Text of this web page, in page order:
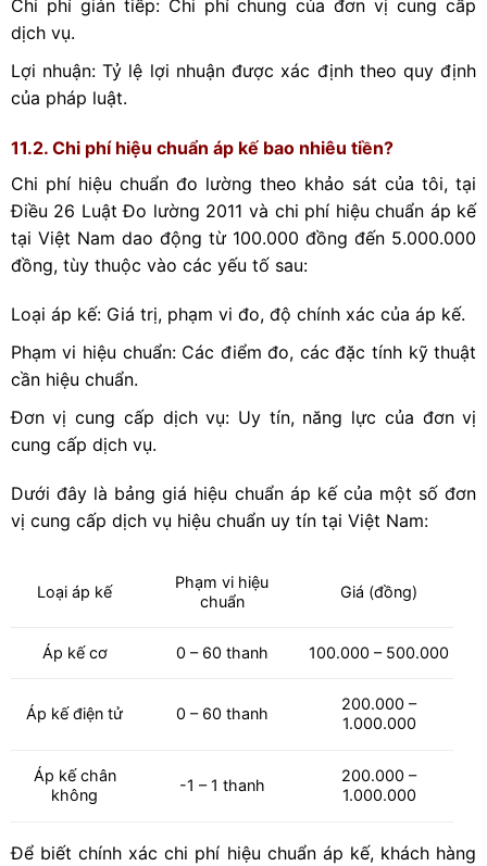
Chi phí gián tiếp: Chi phí chung của đơn vị cung cấp
dịch vụ.
Lợi nhuận: Tỷ lệ lợi nhuận được xác định theo quy định
của pháp luật.
11.2. Chi phí hiệu chuẩn áp kế bao nhiêu tiền?
Chi phí hiệu chuẩn đo lường theo khảo sát của tôi, tại
Điều 26 Luật Đo lường 2011 và chi phí hiệu chuẩn áp kế
tại Việt Nam dao động từ 100.000 đồng đến 5.000.000
đồng, tùy thuộc vào các yếu tố sau:
Loại áp kế: Giá trị, phạm vi đo, độ chính xác của áp kế.
Phạm vi hiệu chuẩn: Các điểm đo, các đặc tính kỹ thuật
cần hiệu chuẩn.
Đơn vị cung cấp dịch vụ: Uy tín, năng lực của đơn vị
cung cấp dịch vụ.
Dưới đây là bảng giá hiệu chuẩn áp kế của một số đơn
vị cung cấp dịch vụ hiệu chuẩn uy tín tại Việt Nam:
Loại áp kế
Phạm vi hiệu
chuẩn
Giá (đồng)
Áp kế cơ 0 – 60 thanh 100.000 – 500.000
Áp kế điện tử 0 – 60 thanh
200.000 –
1.000.000
Áp kế chân
không
-1 – 1 thanh
200.000 –
1.000.000
Để biết chính xác chi phí hiệu chuẩn áp kế, khách hàng